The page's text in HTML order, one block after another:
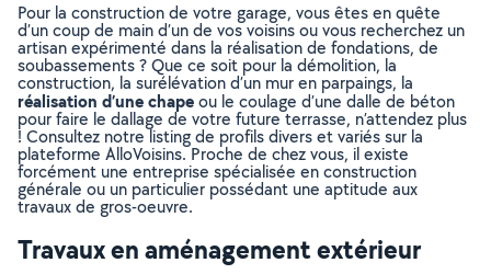
Pour la construction de votre garage, vous êtes en quête
d’un coup de main d’un de vos voisins ou vous recherchez un
artisan expérimenté dans la réalisation de fondations, de
soubassements ? Que ce soit pour la démolition, la
construction, la surélévation d’un mur en parpaings, la
réalisation d’une chapeou le coulage d’une dalle de béton
pour faire le dallage de votre future terrasse, n’attendez plus
! Consultez notre listing de profils divers et variés sur la
plateforme AlloVoisins. Proche de chez vous, il existe
forcément une entreprise spécialisée en construction
générale ou un particulier possédant une aptitude aux
travaux de gros-oeuvre.
Travaux en aménagement extérieur